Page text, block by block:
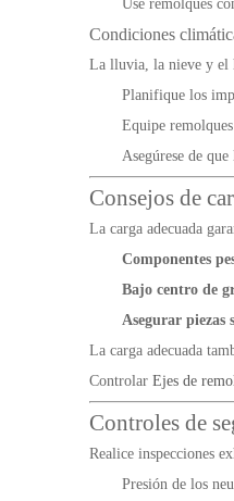
Use remolques
Condiciones
La lluvia, la nieve y el
Planifique los
Equipe
Asegúrese de
Consejos de
La carga adecuada
Componentes
Bajo centro de
Asegurar piezas
La carga adecuada
Controlar Ejes de
Controles de
Realice inspecciones
Presión de los